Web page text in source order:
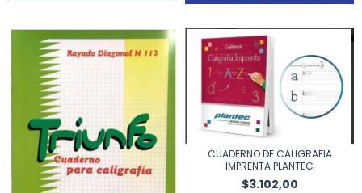
CUADERNO DE CALIGRAFIA
IMPRENTA PLANTEC
$3.102,00